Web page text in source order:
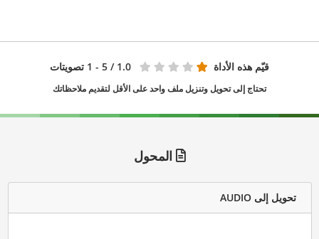
قيّم هذه الأداة 1.0 / 5 - 1 تصويتات
تحتاج إلى تحويل وتنزيل ملف واحد على الأقل لتقديم ملاحظاتك
المحول
تحويل إلى AUDIO